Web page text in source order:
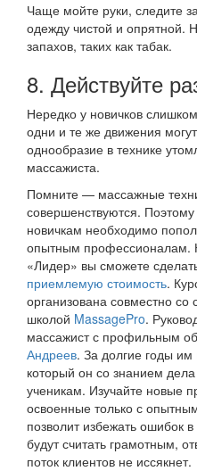
Чаще мойте руки, следите
одежду чистой и опрятной.
запахов, таких как табак.
8. Действуйте
Нередко у новичков
одни и те же движения
однообразие в технике
массажиста.
Помните — массажные
совершенствуются.
новичкам необходимо
опытным профессионалам.
«Лидер» вы сможете
приемлемую стоимость.
организована совместно со
школой MassagePro.
массажист с профильным
Андреев. За долгие годы
который он со знанием
ученикам. Изучайте новые
освоенные только с
позволит избежать ошибок
будут считать грамотным,
поток клиентов не иссякнет.